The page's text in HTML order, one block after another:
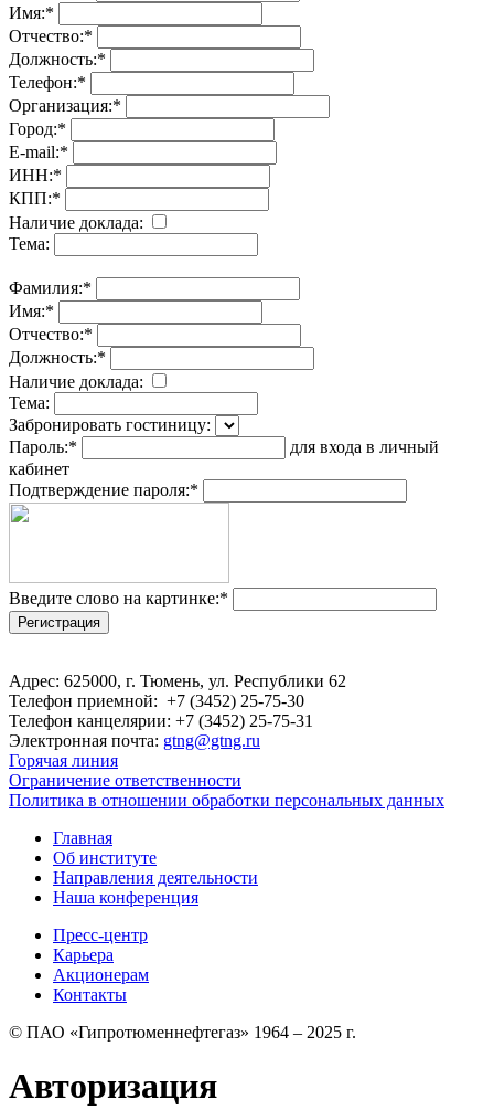
Имя:*
Отчество:*
Должность:*
Телефон:*
Организация:*
Город:*
E-mail:*
ИНН:*
КПП:*
Наличие доклада:
Тема:
Фамилия:*
Имя:*
Отчество:*
Должность:*
Наличие доклада:
Тема:
Забронировать гостиницу:
Пароль:*
для входа в личный
кабинет
Подтверждение пароля:*
Введите слово на картинке:*
Адрес: 625000, г. Тюмень, ул. Республики 62
Телефон приемной: +7 (3452) 25-75-30
Телефон канцелярии: +7 (3452) 25-75-31
Электронная почта: gtng@gtng.ru
Горячая линия
Ограничение ответственности
Политика в отношении обработки персональных данных
Главная
Об институте
Направления деятельности
Наша конференция
Пресс-центр
Карьера
Акционерам
Контакты
© ПАО «Гипротюменнефтегаз» 1964 – 2025 г.
Авторизация